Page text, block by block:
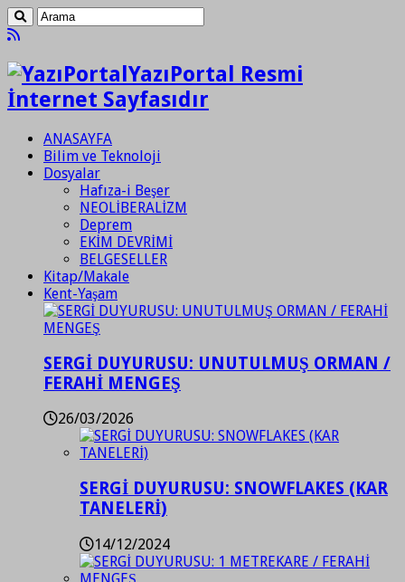
YazıPortal Resmi
İnternet Sayfasıdır
ANASAYFA
Bilim ve Teknoloji
Dosyalar
Hafıza-i Beşer
NEOLİBERALİZM
Deprem
EKİM DEVRİMİ
BELGESELLER
Kitap/Makale
Kent-Yaşam
SERGİ DUYURUSU: UNUTULMUŞ ORMAN /
FERAHİ MENGEŞ
26/03/2026
SERGİ DUYURUSU: SNOWFLAKES (KAR
TANELERİ)
14/12/2024